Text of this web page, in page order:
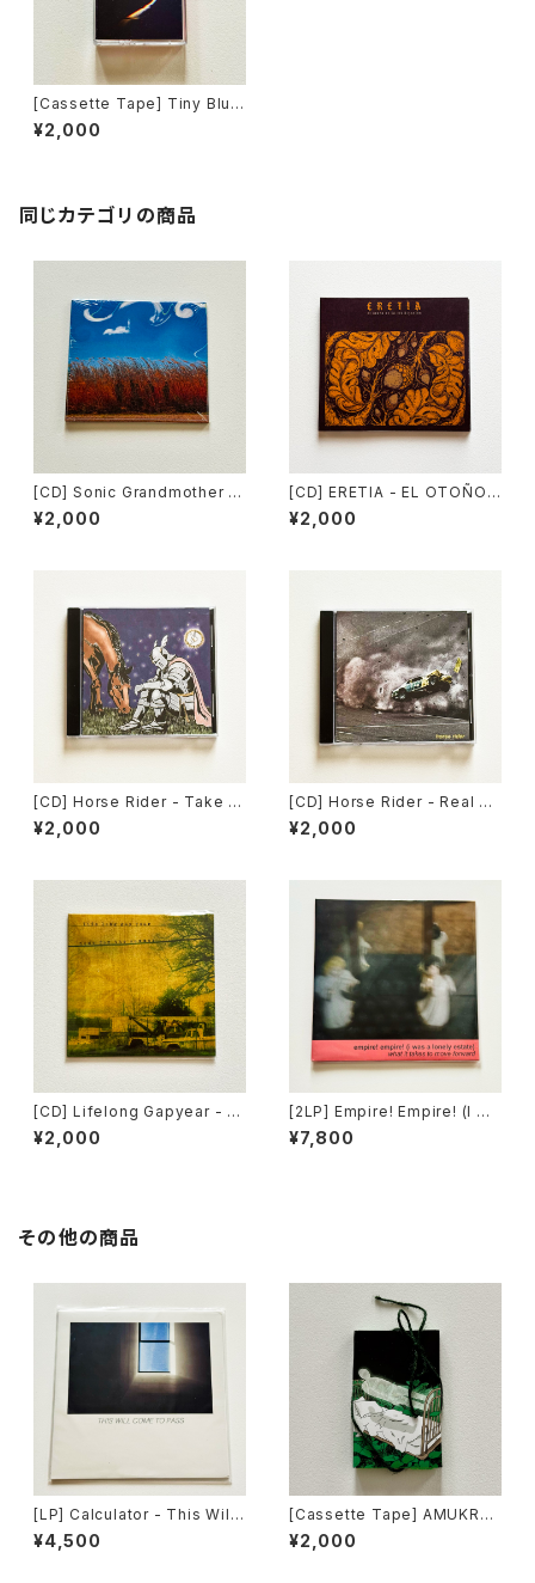
[Cassette Tape] Tiny Blue
Ghost - The Underneath /
Count Your Lucky Stars Re
¥2,000
同じカテゴリの商品
[CD] Sonic Grandmother -
Kaityu Tunnel / Slow Down
Records DISTRO
¥2,000
[CD] ERETIA - EL OTOÑO
DE LA CIVILIZACIÓN / Slow
Down Records DISTRO
¥2,000
[CD] Horse Rider - Take M
e With You EP / Far From H
ome Records DISTRO
¥2,000
[CD] Horse Rider - Real M
elody / Far From Home Re
cords DISTRO
¥2,000
[CD] Lifelong Gapyear - h
ome for the summer / Far
From Home Records DIST
¥2,000
[2LP] Empire! Empire! (I Wa
s a Lonely Estate) - What I
t Takes to Move Forward /
¥7,800
その他の商品
[LP] Calculator - This Will
Come to Pass / Count Your
Lucky Stars Records DIST
¥4,500
[Cassette Tape] AMUKRED
AM - The Album / Slow Do
wn Records DISTRO
¥2,000